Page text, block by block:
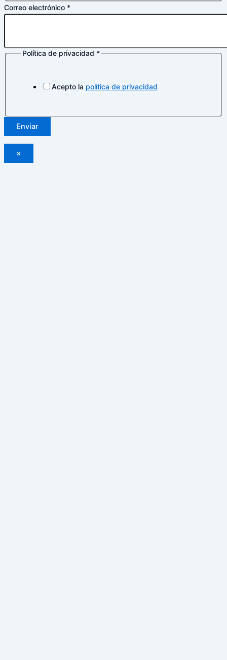
Correo electrónico *
NombrePolítica de privacidad *
Acepto la política de privacidad
Enviar
×